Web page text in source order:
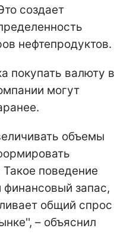
создает
нефтепродуктов.
покупать валюту в
могут
объемы
поведение
запас,
общий спрос
– объяснил